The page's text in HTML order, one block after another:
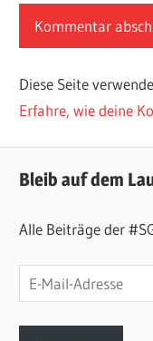
Diese Seite
Erfahre, wie deine
Bleib auf dem
Alle Beiträge der
E-
Mail-
Adresse